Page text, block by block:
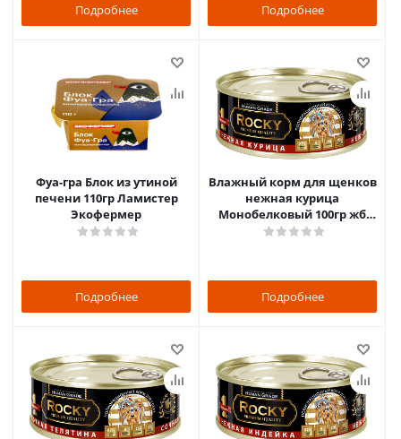
Подробнее Подробнее
Фуа-гра Блок из утиной
печени 110гр Ламистер
Экофермер
Подробнее
Влажный корм для щенков
нежная курица
Монобелковый 100гр жб
ключ ROCKY
Подробнее